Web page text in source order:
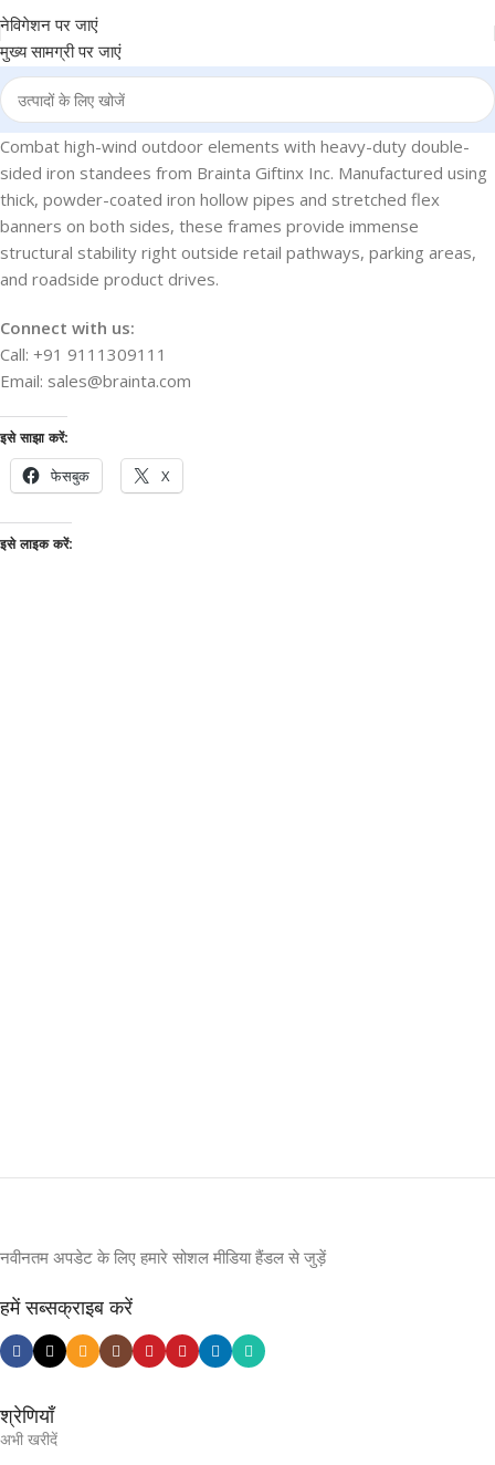
नेविगेशन पर जाएं
मुख्य सामग्री पर जाएं
Combat high-wind outdoor elements with heavy-duty double-
sided iron standees from Brainta Giftinx Inc. Manufactured using
thick, powder-coated iron hollow pipes and stretched flex
banners on both sides, these frames provide immense
structural stability right outside retail pathways, parking areas,
and roadside product drives.
Connect with us:
Call: +91 9111309111
Email: sales@brainta.com
इसे साझा करें:
फेसबुक X
इसे लाइक करें:
नवीनतम अपडेट के लिए हमारे सोशल मीडिया हैंडल से जुड़ें
हमें सब्सक्राइब करें
श्रेणियाँ
अभी खरीदें